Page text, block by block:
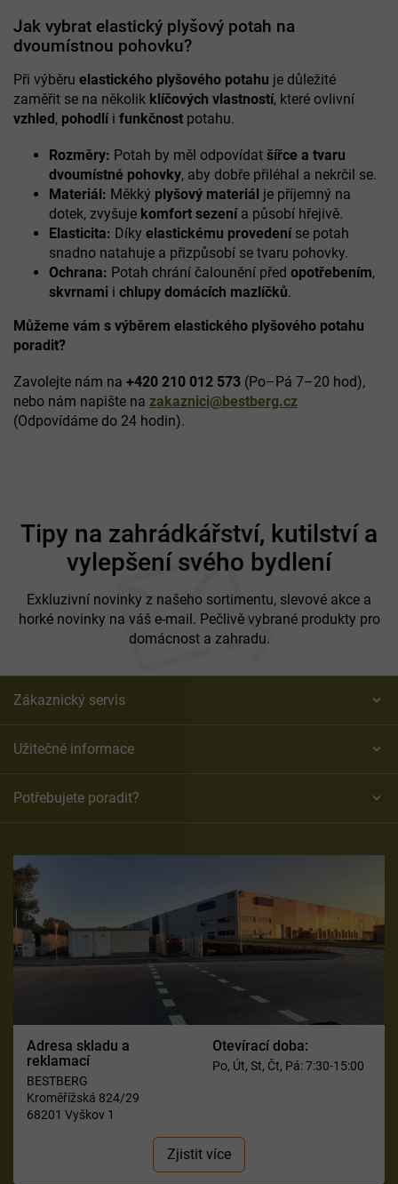
l
á
a
c
í
p
v
k
y
v
ý
p
i
s
u
Jak vybrat elastický plyšový potah na
dvoumístnou pohovku?
Při výběru elastického plyšového potahu je důležité
zaměřit se na několik klíčových vlastností, které ovlivní
vzhled, pohodlíi funkčnost potahu.
Rozměry: Potah by měl odpovídat šířce a tvaru
dvoumístné pohovky, aby dobře přiléhal a nekrčil se.
Materiál: Měkký plyšový materiál je příjemný na
dotek, zvyšuje komfort sezenía působí hřejivě.
Elasticita: Díky elastickému provedeníse potah
snadno natahuje a přizpůsobí se tvaru pohovky.
Ochrana: Potah chrání čalounění před opotřebením,
skvrnami i chlupy domácích mazlíčků.
Můžeme vám s výběrem elastického plyšového potahu
poradit?
Zavolejte nám na +420 210 012 573 (Po–Pá 7–20 hod),
nebo nám napište na zakaznici@bestberg.cz
(Odpovídáme do 24 hodin).
Tipy na zahrádkářství, kutilství a
vylepšení svého bydlení
Exkluzivní novinky z našeho sortimentu, slevové akce a
horké novinky na váš e-mail. Pečlivě vybrané produkty pro
domácnost a zahradu.
Zákaznický servis
Užitečné informace
Potřebujete poradit?
Adresa skladu a
reklamací
BESTBERG
Kroměřížská 824/29
68201 Vyškov 1
Otevírací doba:
Po, Út, St, Čt, Pá: 7:30-15:00
Zjistit více